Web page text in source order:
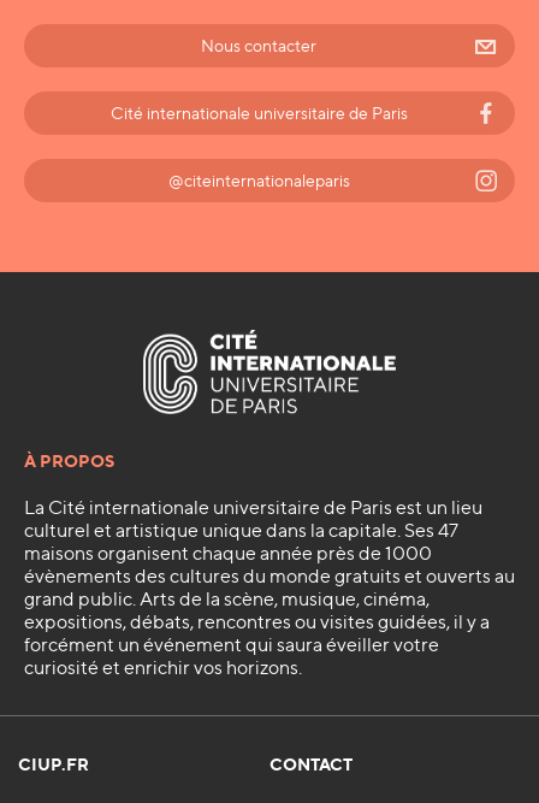
Nous contacter
Cité internationale universitaire de Paris
@citeinternationaleparis
À PROPOS
La Cité internationale universitaire de Paris est un lieu
culturel et artistique unique dans la capitale. Ses 47
maisons organisent chaque année près de 1000
évènements des cultures du monde gratuits et ouverts au
grand public. Arts de la scène, musique, cinéma,
expositions, débats, rencontres ou visites guidées, il y a
forcément un événement qui saura éveiller votre
curiosité et enrichir vos horizons.
CIUP.FR CONTACT